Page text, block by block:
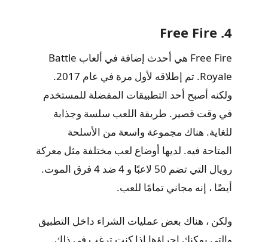
4. Free Fire
Free Fire هي أحدث إضافة في ألعاب Battle
Royale. تم إطلاقه لأول مرة في عام 2017.
ولكنه أصبح أحد التطبيقات المفضلة للمستخدم
في وقت قصير. طريقة اللعب سلسة وجذابة
للغاية. هناك مجموعة واسعة من الأسلحة
المتاحة فيه. لديها أوضاع لعب مختلفة مثل معركة
رويال التي تضم 50 لاعبًا و 4 ضد 4 فرق الموت.
أيضًا ، إنه مجاني تمامًا للعب.
ولكن ، هناك بعض عمليات الشراء داخل التطبيق